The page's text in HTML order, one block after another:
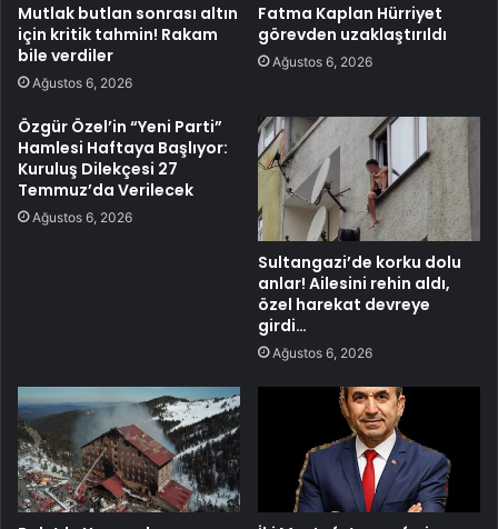
Mutlak butlan sonrası altın
için kritik tahmin! Rakam
bile verdiler
Ağustos 6, 2026
Fatma Kaplan Hürriyet
görevden uzaklaştırıldı
Ağustos 6, 2026
Özgür Özel’in “Yeni Parti”
Hamlesi Haftaya Başlıyor:
Kuruluş Dilekçesi 27
Temmuz’da Verilecek
Ağustos 6, 2026
Sultangazi’de korku dolu
anlar! Ailesini rehin aldı,
özel harekat devreye
girdi…
Ağustos 6, 2026